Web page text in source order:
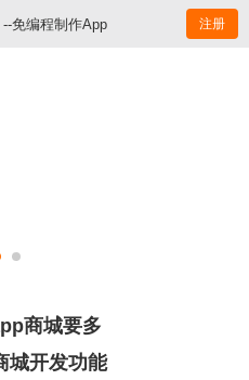
--免编程制作App 注册
商城要多
城开发功能